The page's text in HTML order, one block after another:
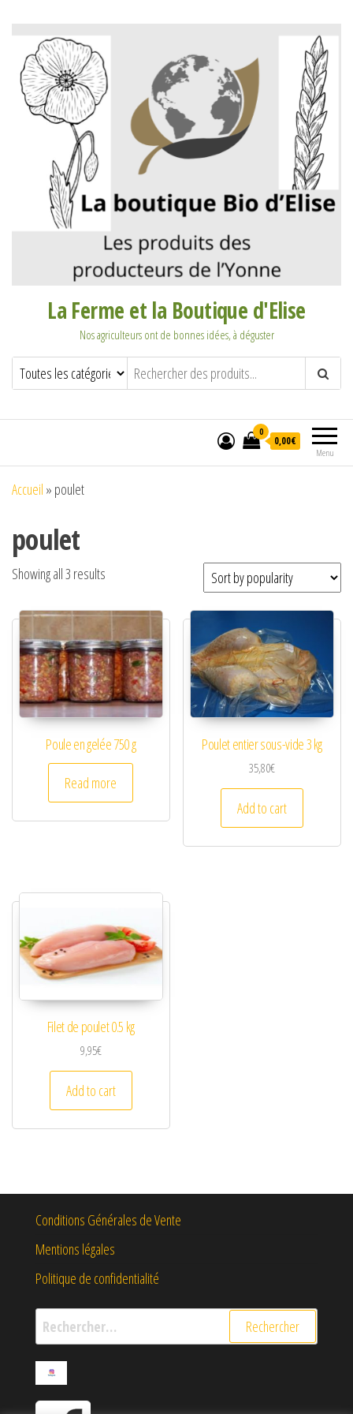
La Ferme et la Boutique d'Elise
Nos agriculteurs ont de bonnes idées, à déguster
Menu
0
0,00€
Accueil » poulet
poulet
Showing all 3 results
Poule en gelée 750 g
Read more
Poulet entier sous-vide 3 kg
35,80€
Add to cart
Filet de poulet 0.5 kg
9,95€
Add to cart
Conditions Générales de Vente
Mentions légales
Politique de confidentialité
Rechercher :